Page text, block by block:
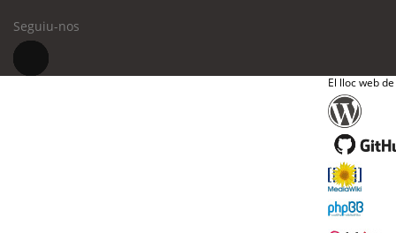
Seguiu-nos
El lloc web